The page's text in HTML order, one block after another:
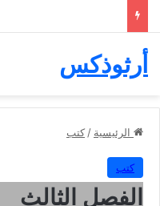
أرثوذكس
الرئيسية / كتب
كتب
الفصل الثالث